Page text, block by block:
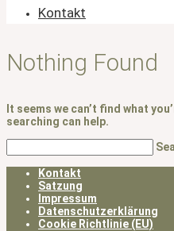
Kontakt
Nothing Found
It seems we can’t find what
searching can help.
Kontakt
Satzung
Impressum
Datenschutzerklärung
Cookie Richtlinie (EU)